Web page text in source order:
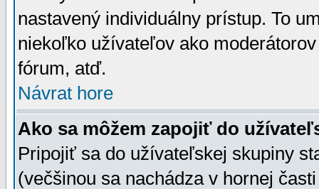
nastavený individuálny prístup. To
niekoľko užívateľov ako
fórum, atď.
Návrat hore
Ako sa môžem zapojiť do
Pripojiť sa do užívateľskej skupiny
(večšinou sa nachádza v hornej